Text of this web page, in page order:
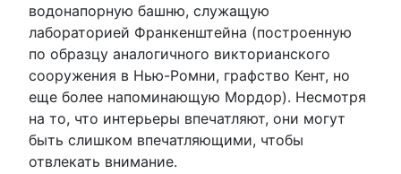
водонапорную башню, служащую
лабораторией Франкенштейна (построенную
по образцу аналогичного викторианского
сооружения в Нью-Ромни, графство Кент, но
еще более напоминающую Мордор). Несмотря
на то, что интерьеры впечатляют, они могут
быть слишком впечатляющими, чтобы
отвлекать внимание.